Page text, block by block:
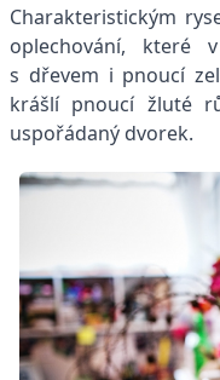
Charakteristickým
oplechování, které
s dřevem i pnoucí
krášlí pnoucí žluté
uspořádaný dvorek.